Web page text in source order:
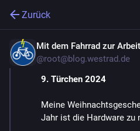
Zurück
Mit dem Fahrrad zur Arbeit
@root@blog.westrad.de
9. Türchen 2024
Meine
Jahr ist die Hardware zu